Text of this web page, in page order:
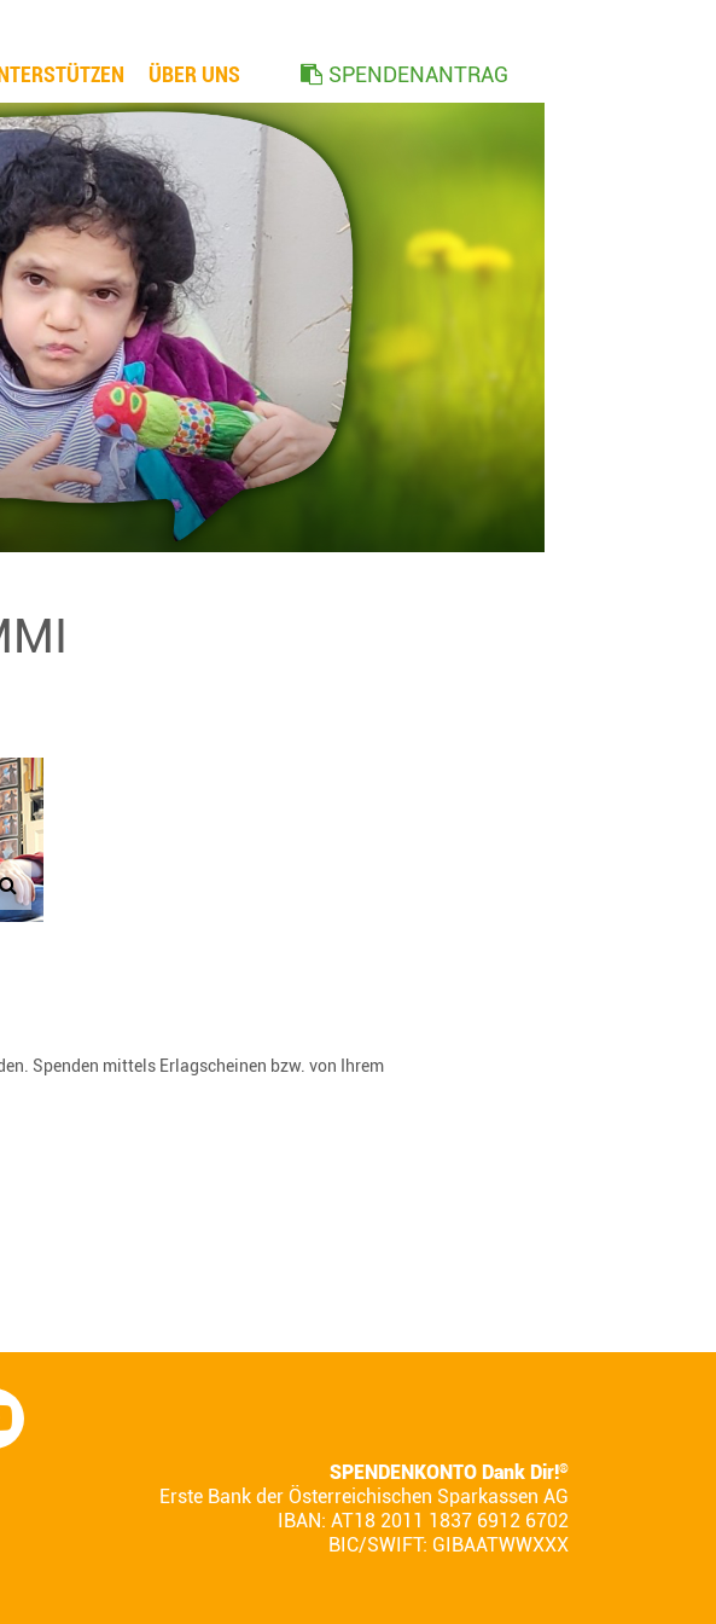
ÜBER UNS SPENDENANTRAG
Spenden mittels Erlagscheinen bzw. von Ihrem
SPENDENKONTO Dank Dir!®
Erste Bank der Österreichischen Sparkassen AG
IBAN: AT18 2011 1837 6912 6702
BIC/SWIFT: GIBAATWWXXX